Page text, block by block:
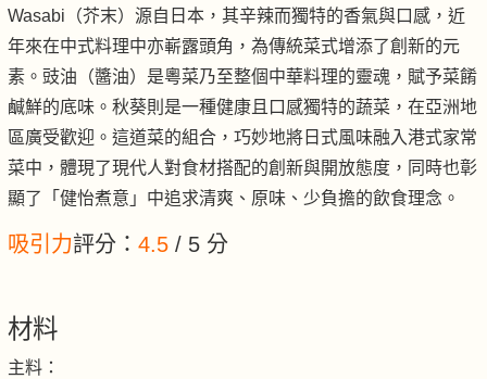
Wasabi（芥末）源自日本，其辛辣而獨特的香氣與口感，近
年來在中式料理中亦嶄露頭角，為傳統菜式增添了創新的元
素。豉油（醬油）是粵菜乃至整個中華料理的靈魂，賦予菜餚
鹹鮮的底味。秋葵則是一種健康且口感獨特的蔬菜，在亞洲地
區廣受歡迎。這道菜的組合，巧妙地將日式風味融入港式家常
菜中，體現了現代人對食材搭配的創新與開放態度，同時也彰
顯了「健怡煮意」中追求清爽、原味、少負擔的飲食理念。
吸引力評分： 4.5 / 5 分
材料
主料：